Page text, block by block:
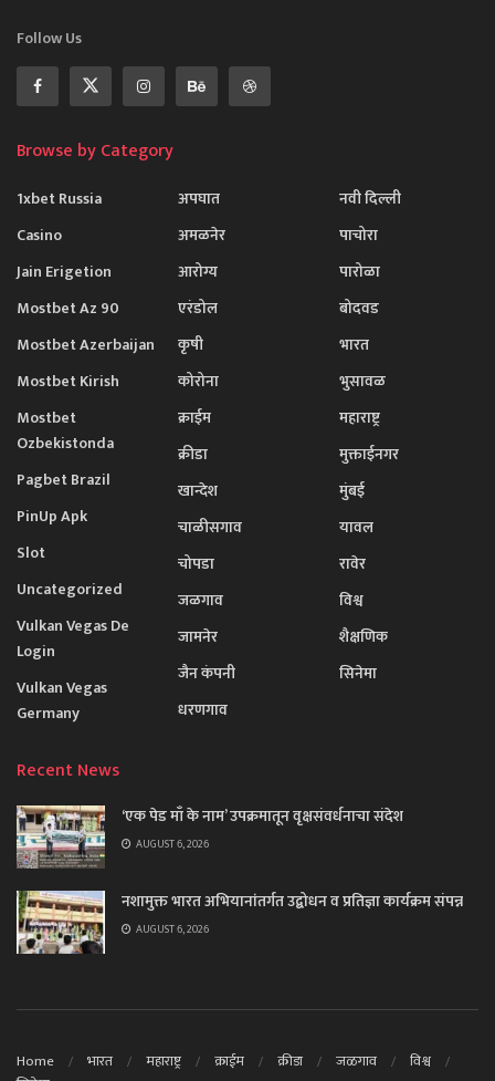
Follow Us
Browse by Category
1xbet Russia
Casino
Jain Erigetion
Mostbet Az 90
Mostbet Azerbaijan
Mostbet Kirish
Mostbet
Ozbekistonda
Pagbet Brazil
PinUp Apk
Slot
Uncategorized
Vulkan Vegas De
Login
Vulkan Vegas
Germany
अपघात
अमळनेर
आरोग्य
एरंडोल
कृषी
कोरोना
क्राईम
क्रीडा
खान्देश
चाळीसगाव
चोपडा
जळगाव
जामनेर
जैन कंपनी
धरणगाव
नवी दिल्ली
पाचोरा
पारोळा
बोदवड
भारत
भुसावळ
महाराष्ट्र
मुक्ताईनगर
मुंबई
यावल
रावेर
विश्व
शैक्षणिक
सिनेमा
Recent News
‘एक पेड माँ के नाम’ उपक्रमातून वृक्षसंवर्धनाचा संदेश
AUGUST 6, 2026
नशामुक्त भारत अभियानांतर्गत उद्बोधन व प्रतिज्ञा कार्यक्रम संपन्न
AUGUST 6, 2026
Home भारत महाराष्ट्र क्राईम क्रीडा जळगाव
विश्व